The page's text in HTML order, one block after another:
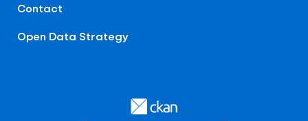
Contact
Open Data Strategy